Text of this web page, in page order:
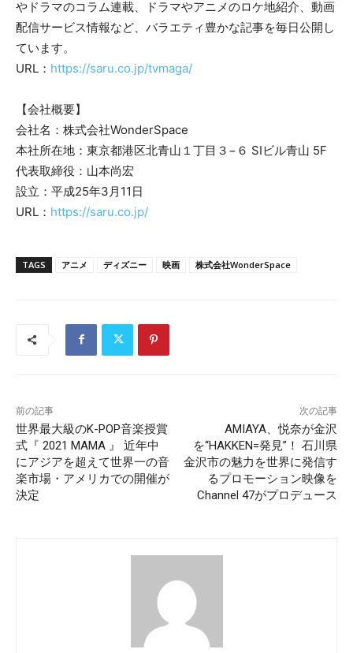
やドラマのコラム連載、ドラマやアニメのロケ地紹介、動画
配信サービス情報など、バラエティ豊かな記事を毎日公開し
ています。
URL： https://saru.co.jp/tvmaga/
【会社概要】
会社名：株式会社WonderSpace
本社所在地：東京都港区北青山１丁目３−６ SIビル青山 5F
代表取締役：山本尚宏
設立：平成25年3月11日
URL： https://saru.co.jp/
TAGS アニメ ディズニー 映画 株式会社WonderSpace
前の記事
世界最大級のK-POP音楽授賞
式『 2021 MAMA 』 近年中
にアジアを超えて世界一の音
楽市場・アメリカでの開催が
決定
次の記事
AMIAYA、悦奈が金沢
を“HAKKEN=発見”！ 石川県
金沢市の魅力を世界に発信す
るプロモーション映像を
Channel 47がプロデュース